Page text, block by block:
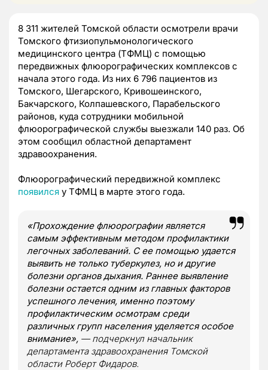
8 311 жителей Томской области осмотрели врачи
Томского фтизиопульмонологического
медицинского центра (ТФМЦ) с помощью
передвижных флюорографических комплексов с
начала этого года. Из них 6 796 пациентов из
Томского, Шегарского, Кривошеинского,
Бакчарского, Колпашевского, Парабельского
районов, куда сотрудники мобильной
флюорографической службы выезжали 140 раз. Об
этом сообщил областной департамент
здравоохранения.
Флюорографический передвижной комплекс
появился у ТФМЦ в марте этого года.
«Прохождение флюорографии является
самым эффективным методом профилактики
легочных заболеваний. С ее помощью удается
выявить не только туберкулез, но и другие
болезни органов дыхания. Раннее выявление
болезни остается одним из главных факторов
успешного лечения, именно поэтому
профилактическим осмотрам среди
различных групп населения уделяется особое
внимание», — подчеркнул начальник
департамента здравоохранения Томской
области Роберт Фидаров.